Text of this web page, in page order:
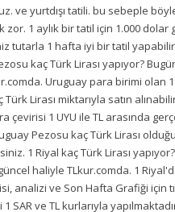
ve yurtdışı tatili. bu sebeple
zor. 1 aylık bir tatil için 1.000 dolar
tutarla 1 hafta iyi bir tatil
kaç Türk Lirası yapıyor?
Uruguay para birimi olan
Türk Lirası miktarıyla satın
çevirisi 1 UYU ile TL arasında
Pezosu kaç Türk Lirası
1 Riyal kaç Türk Lirası
haliyle TLkur.comda. 1
analizi ve Son Hafta Grafiği için
SAR ve TL kurlarıyla